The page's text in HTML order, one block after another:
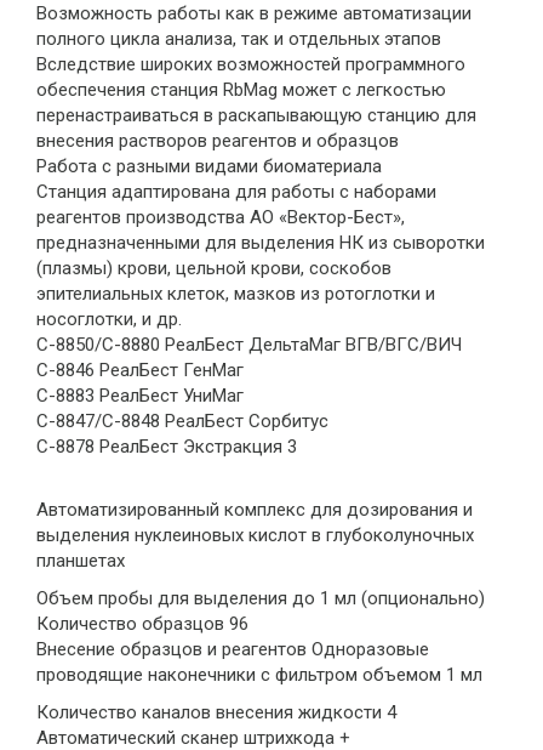
Возможность работы как в режиме автоматизации
полного цикла анализа, так и отдельных этапов
Вследствие широких возможностей программного
обеспечения станция RbMag может с легкостью
перенастраиваться в раскапывающую станцию для
внесения растворов реагентов и образцов
Работа с разными видами биоматериала
Станция адаптирована для работы с наборами
реагентов производства АО «Вектор-Бест»,
предназначенными для выделения НК из сыворотки
(плазмы) крови, цельной крови, соскобов
эпителиальных клеток, мазков из ротоглотки и
носоглотки, и др.
С-8850/С-8880 РеалБест ДельтаМаг ВГВ/ВГС/ВИЧ
С-8846 РеалБест ГенМаг
С-8883 РеалБест УниМаг
С-8847/С-8848 РеалБест Сорбитус
С-8878 РеалБест Экстракция 3
Автоматизированный комплекс для дозирования и
выделения нуклеиновых кислот в глубоколуночных
планшетах
Объем пробы для выделения до 1 мл (опционально)
Количество образцов 96
Внесение образцов и реагентов Одноразовые
проводящие наконечники с фильтром объемом 1 мл
Количество каналов внесения жидкости 4
Автоматический сканер штрихкода +